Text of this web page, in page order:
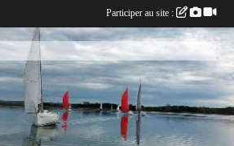
Participer au site :